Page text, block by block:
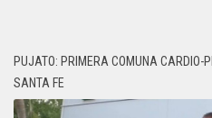
PUJATO: PRIMERA COMUNA CARDIO-
SANTA FE